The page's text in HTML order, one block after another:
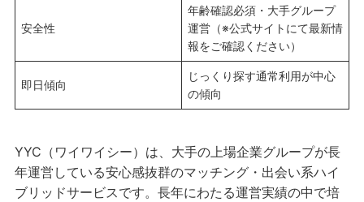
安全性
年齢確認必須・大手グループ
運営（※公式サイトにて最新情
報をご確認ください）
即日傾向
じっくり探す通常利用が中心
の傾向
YYC（ワイワイシー）は、大手の上場企業グループが長
年運営している安心感抜群のマッチング・出会い系ハイ
ブリッドサービスです。長年にわたる運営実績の中で培